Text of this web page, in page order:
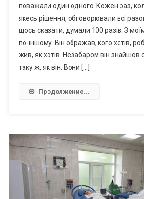
поважали один одного. Кожен раз,
якесь рішення, обговорювали всі
щось сказати, думали 100 разів. З
по-іншому. Він ображав, кого хотів,
жив, як хотів. Незабаром він знайшов
таку ж, як він. Вони […]
Продолжение...